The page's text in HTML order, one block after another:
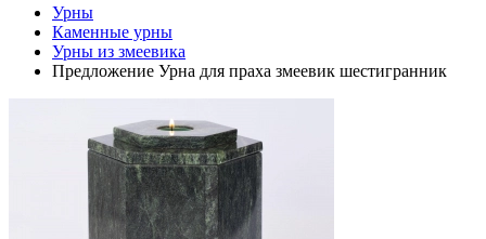
Урны
Каменные урны
Урны из змеевика
Предложение Урна для праха змеевик шестигранник